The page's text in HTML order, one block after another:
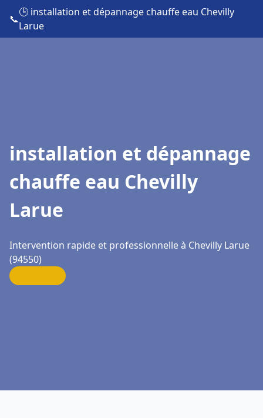
📞
🕒 installation et dépannage chauffe eau Chevilly
Larue
installation et dépannage
chauffe eau Chevilly
Larue
Intervention rapide et professionnelle à Chevilly Larue
(94550)